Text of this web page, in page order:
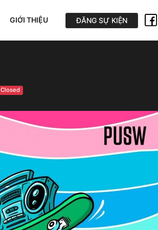
GIỚI THIỆU ĐĂNG SỰ KIỆN
Closed